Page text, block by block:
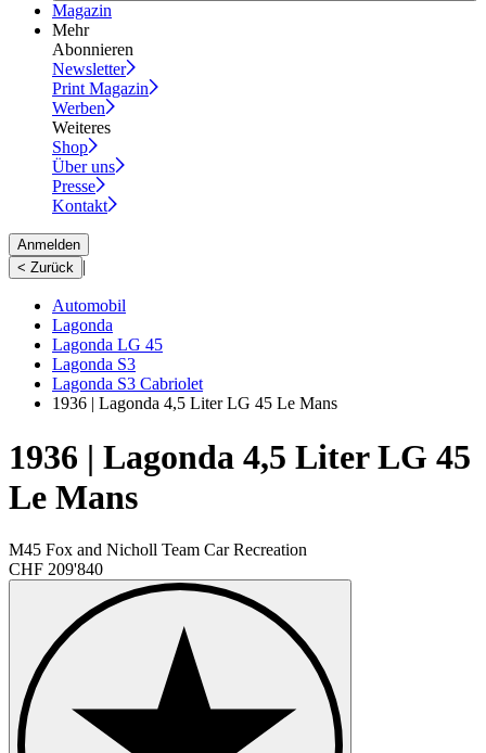
Magazin
Mehr
Abonnieren
Newsletter
Print Magazin
Werben
Weiteres
Shop
Über uns
Presse
Kontakt
Anmelden
< Zurück |
Automobil
Lagonda
Lagonda LG 45
Lagonda S3
Lagonda S3 Cabriolet
1936 | Lagonda 4,5 Liter LG 45 Le Mans
1936 | Lagonda 4,5 Liter LG 45
Le Mans
M45 Fox and Nicholl Team Car Recreation
CHF 209'840